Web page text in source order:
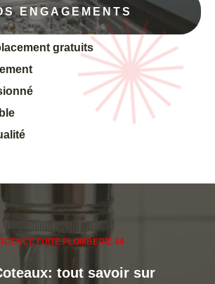
ENGAGEMENTS
gratuits
FUITE PLOMBERIE 44
tout savoir sur